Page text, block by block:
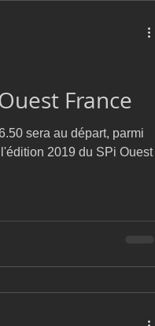
France
sera au départ, parmi
2019 du SPi Ouest